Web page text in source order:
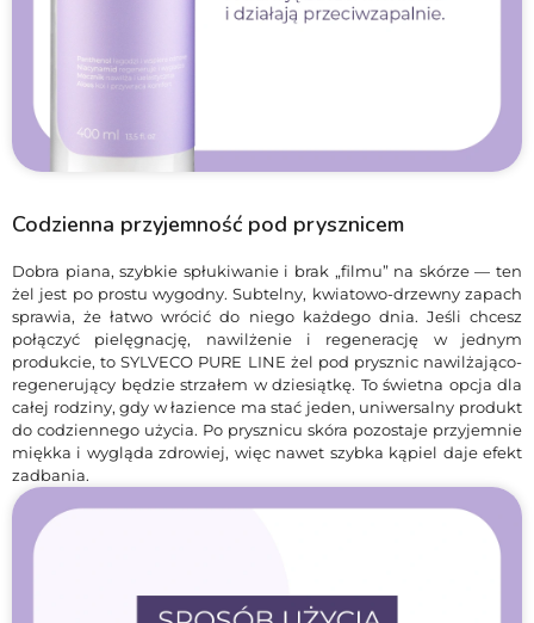
Codzienna przyjemność pod prysznicem
Dobra piana, szybkie spłukiwanie i brak „filmu” na skórze — ten
żel jest po prostu wygodny. Subtelny, kwiatowo-drzewny zapach
sprawia, że łatwo wrócić do niego każdego dnia. Jeśli chcesz
połączyć pielęgnację, nawilżenie i regenerację w jednym
produkcie, to SYLVECO PURE LINE żel pod prysznic nawilżająco-
regenerujący będzie strzałem w dziesiątkę. To świetna opcja dla
całej rodziny, gdy w łazience ma stać jeden, uniwersalny produkt
do codziennego użycia. Po prysznicu skóra pozostaje przyjemnie
miękka i wygląda zdrowiej, więc nawet szybka kąpiel daje efekt
zadbania.